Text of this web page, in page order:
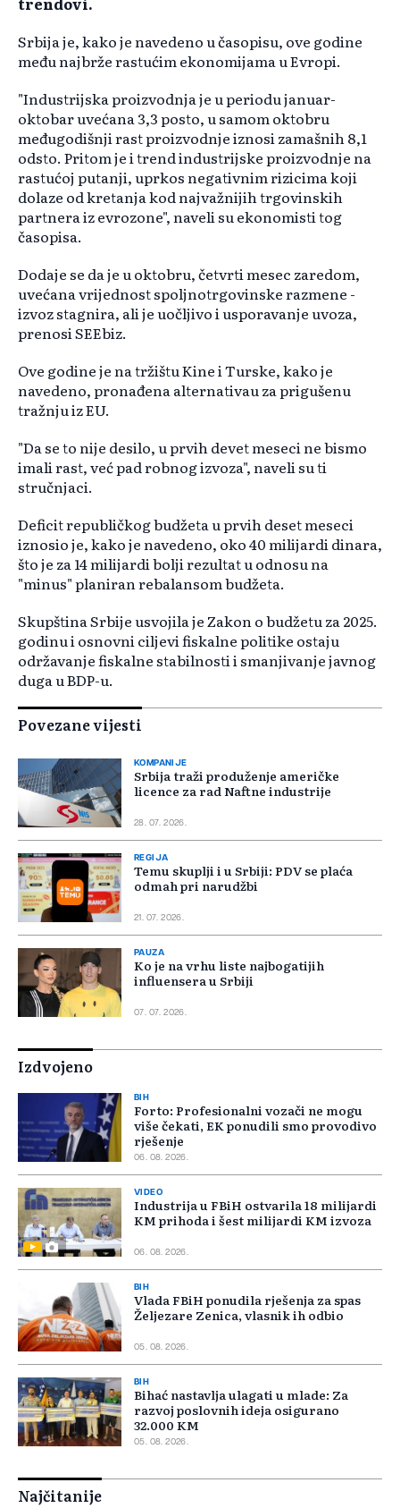
Srbija je, kako je navedeno u časopisu, ove godine
među najbrže rastućim ekonomijama u Evropi.
"Industrijska proizvodnja je u periodu januar-
oktobar uvećana 3,3 posto, u samom oktobru
međugodišnji rast proizvodnje iznosi zamašnih 8,1
odsto. Pritom je i trend industrijske proizvodnje na
rastućoj putanji, uprkos negativnim rizicima koji
dolaze od kretanja kod najvažnijih trgovinskih
partnera iz evrozone", naveli su ekonomisti tog
časopisa.
Dodaje se da je u oktobru, četvrti mesec zaredom,
uvećana vrijednost spoljnotrgovinske razmene -
izvoz stagnira, ali je uočljivo i usporavanje uvoza,
prenosi SEEbiz.
Ove godine je na tržištu Kine i Turske, kako je
navedeno, pronađena alternativau za prigušenu
tražnju iz EU.
"Da se to nije desilo, u prvih devet meseci ne bismo
imali rast, već pad robnog izvoza", naveli su ti
stručnjaci.
Deficit republičkog budžeta u prvih deset meseci
iznosio je, kako je navedeno, oko 40 milijardi dinara,
što je za 14 milijardi bolji rezultat u odnosu na
"minus" planiran rebalansom budžeta.
Skupština Srbije usvojila je Zakon o budžetu za 2025.
godinu i osnovni ciljevi fiskalne politike ostaju
održavanje fiskalne stabilnosti i smanjivanje javnog
duga u BDP-u.
Povezane vijesti
KOMPANIJE
Srbija traži produženje američke
licence za rad Naftne industrije
28. 07. 2026.
REGIJA
Temu skuplji i u Srbiji: PDV se plaća
odmah pri narudžbi
21. 07. 2026.
PAUZA
Ko je na vrhu liste najbogatijih
influensera u Srbiji
07. 07. 2026.
Izdvojeno
BIH
Forto: Profesionalni vozači ne mogu
više čekati, EK ponudili smo provodivo
rješenje
06. 08. 2026.
VIDEO
Industrija u FBiH ostvarila 18 milijardi
KM prihoda i šest milijardi KM izvoza
06. 08. 2026.
BIH
Vlada FBiH ponudila rješenja za spas
Željezare Zenica, vlasnik ih odbio
05. 08. 2026.
BIH
Bihać nastavlja ulagati u mlade: Za
razvoj poslovnih ideja osigurano
32.000 KM
05. 08. 2026.
Najčitanije